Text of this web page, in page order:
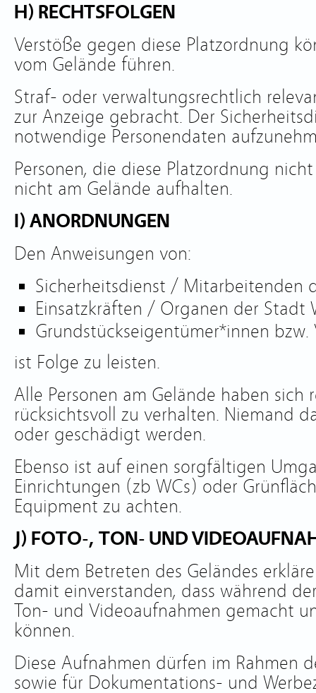
H) RECHTSFOLGEN
Verstöße gegen diese Platzordnung
vom Gelände führen.
Straf- oder verwaltungsrechtlich
zur Anzeige gebracht. Der
notwendige Personendaten
Personen, die diese Platzordnung
nicht am Gelände aufhalten.
I) ANORDNUNGEN
Den Anweisungen von:
Sicherheitsdienst / Mitarbeitenden
Einsatzkräften / Organen der Stadt
Grundstückseigentümer*innen bzw.
ist Folge zu leisten.
Alle Personen am Gelände haben sich
rücksichtsvoll zu verhalten. Niemand
oder geschädigt werden.
Ebenso ist auf einen sorgfältigen
Einrichtungen (zb WCs) oder
Equipment zu achten.
J) FOTO-, TON- UND
Mit dem Betreten des Geländes
damit einverstanden, dass während
Ton- und Videoaufnahmen gemacht
können.
Diese Aufnahmen dürfen im Rahmen
sowie für Dokumentations- und